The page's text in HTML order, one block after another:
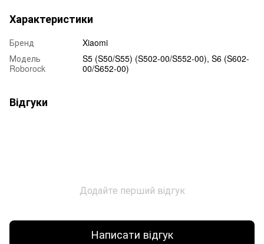
Характеристики
Бренд
Xiaomi
Модель
Roborock
S5 (S50/S55) (S502-00/S552-00), S6 (S602-
00/S652-00)
Відгуки
Додайте перший відгук
Написати відгук